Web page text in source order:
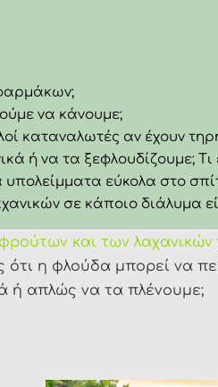
να κάνουμε;
καταναλωτές αν έχουν
ή να τα ξεφλουδίζουμε; Τι
εύκολα στο
σε κάποιο διάλυμα
φρούτων και των λαχανικών
η φλούδα μπορεί να
ή απλώς να τα πλένουμε;